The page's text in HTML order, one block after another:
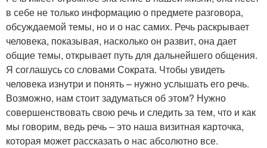
в себе не только информацию о предмете разговора,
обсуждаемой темы, но и о нас самих. Речь раскрывает
человека, показывая, насколько он развит, она дает
общие темы, открывает путь для дальнейшего общения.
Я соглашусь со словами Сократа. Чтобы увидеть
человека изнутри и понять – нужно услышать его речь.
Возможно, нам стоит задуматься об этом? Нужно
совершенствовать свою речь и следить за тем, что и как
мы говорим, ведь речь – это наша визитная карточка,
которая может рассказать о нас абсолютно все.